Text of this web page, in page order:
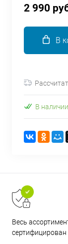
2 990
В
В наличии
Весь
сертифицирован